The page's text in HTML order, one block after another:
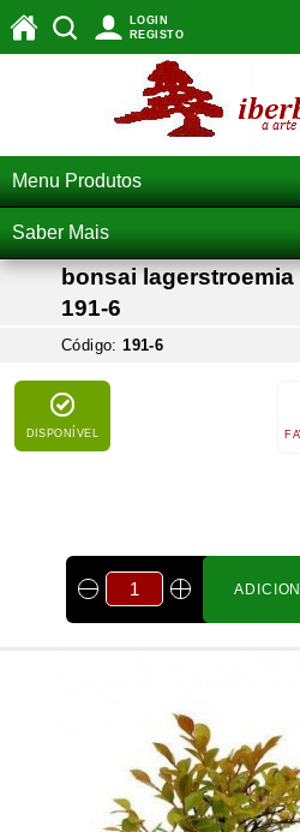
LOGIN
REGISTO
Menu Produtos
Saber Mais
bonsai
191-6
Código:191-6
DISPONÍVEL